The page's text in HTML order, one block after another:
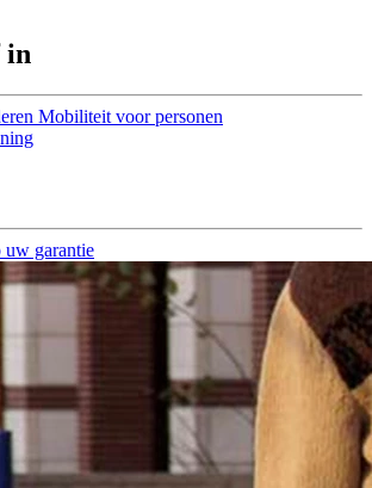
in
Mobiliteit voor personen
uw garantie